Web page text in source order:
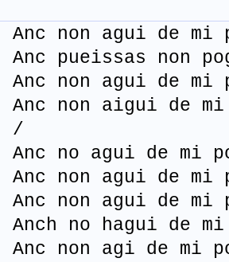
Anc non agui de mi
Anc pueissas non
Anc non agui de mi
Anc non aigui de mi
/
Anc no agui de mi
Anc non agui de mi
Anc non agui de mi
Anch no hagui de mi
Anc non agi de mi